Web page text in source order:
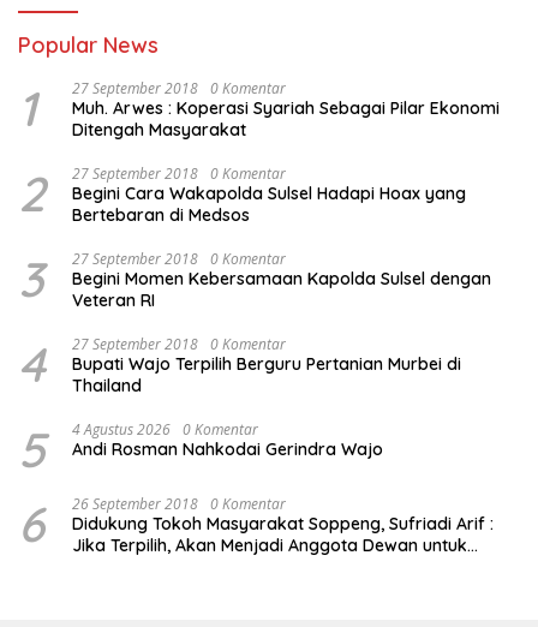
Popular News
1 27 September 2018 0 Komentar
Muh. Arwes : Koperasi Syariah Sebagai Pilar Ekonomi
Ditengah Masyarakat
2 27 September 2018 0 Komentar
Begini Cara Wakapolda Sulsel Hadapi Hoax yang
Bertebaran di Medsos
3 27 September 2018 0 Komentar
Begini Momen Kebersamaan Kapolda Sulsel dengan
Veteran RI
4 27 September 2018 0 Komentar
Bupati Wajo Terpilih Berguru Pertanian Murbei di
Thailand
5 4 Agustus 2026 0 Komentar
Andi Rosman Nahkodai Gerindra Wajo
6 26 September 2018 0 Komentar
Didukung Tokoh Masyarakat Soppeng, Sufriadi Arif :
Jika Terpilih, Akan Menjadi Anggota Dewan untuk